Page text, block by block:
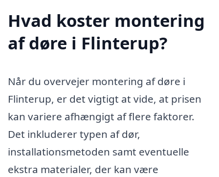
Hvad koster montering
af døre i Flinterup?
Når du overvejer montering af døre i
Flinterup, er det vigtigt at vide, at prisen
kan variere afhængigt af flere faktorer.
Det inkluderer typen af dør,
installationsmetoden samt eventuelle
ekstra materialer, der kan være